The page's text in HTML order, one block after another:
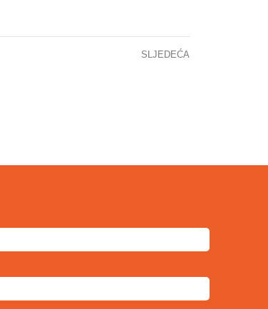
SLJEDEĆA